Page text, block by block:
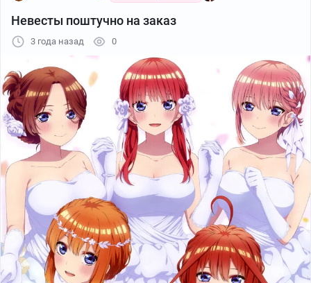
Невесты поштучно на заказ
3 года назад 0